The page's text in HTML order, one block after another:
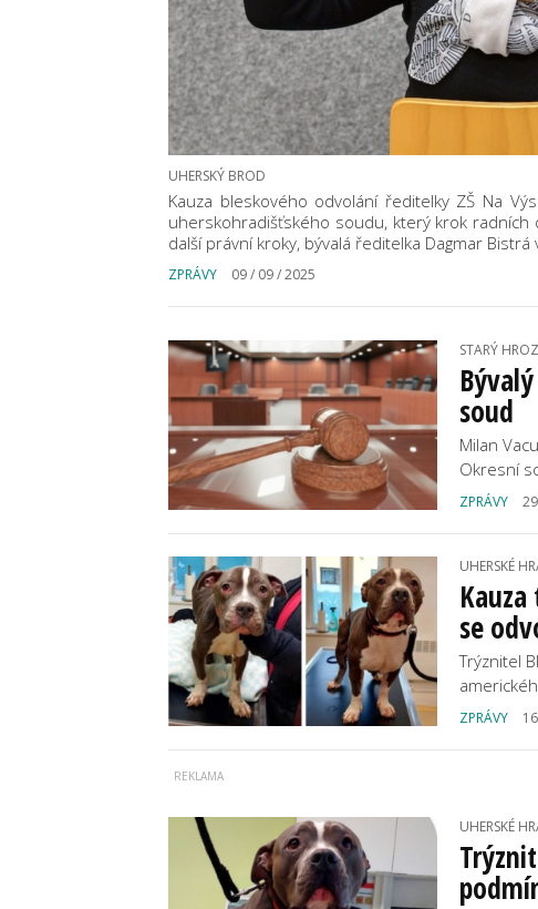
UHERSKÝ BROD
Kauza bleskového odvolání ředitelky ZŠ Na
uherskohradišťského soudu, který krok radních
další právní kroky, bývalá ředitelka Dagmar
ZPRÁVY 09 / 09 / 2025
STARÝ
soud
Milan
Okresní
ZPRÁVY
UHERSKÉ
se
Trýznitel
ZPRÁVY
UHERSKÉ